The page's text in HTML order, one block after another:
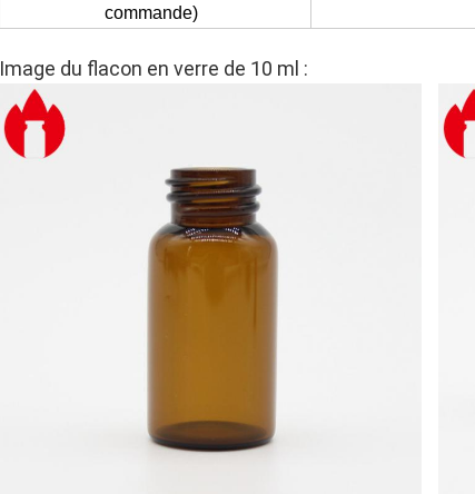
commande)
Image du flacon en verre de 10 ml :